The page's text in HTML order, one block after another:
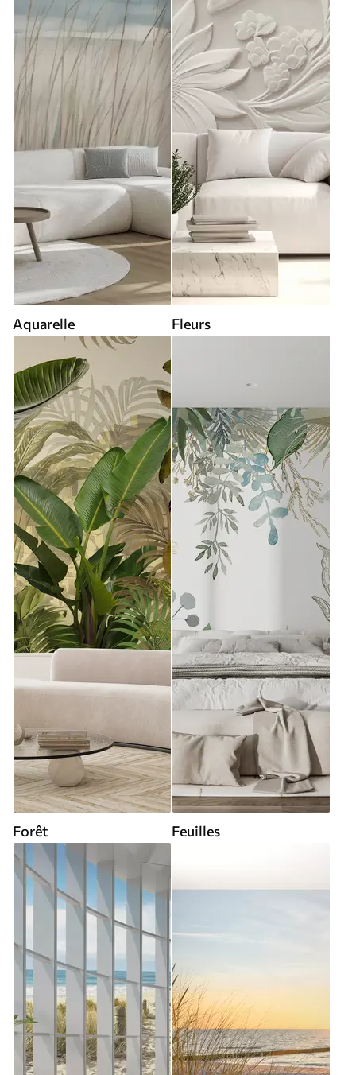
Aquarelle Fleurs
Forêt Feuilles